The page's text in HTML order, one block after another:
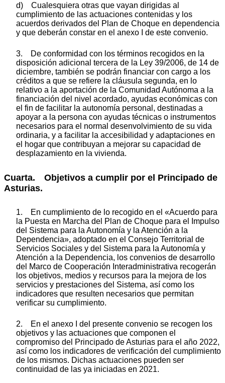
d) Cualesquiera otras que vayan dirigidas al
cumplimiento de las actuaciones contenidas y los
acuerdos derivados del Plan de Choque en dependencia
y que deberán constar en el anexo I de este convenio.
3. De conformidad con los términos recogidos en la
disposición adicional tercera de la Ley 39/2006, de 14 de
diciembre, también se podrán financiar con cargo a los
créditos a que se refiere la cláusula segunda, en lo
relativo a la aportación de la Comunidad Autónoma a la
financiación del nivel acordado, ayudas económicas con
el fin de facilitar la autonomía personal, destinadas a
apoyar a la persona con ayudas técnicas o instrumentos
necesarios para el normal desenvolvimiento de su vida
ordinaria, y a facilitar la accesibilidad y adaptaciones en
el hogar que contribuyan a mejorar su capacidad de
desplazamiento en la vivienda.
Cuarta. Objetivos a cumplir por el Principado de
Asturias.
1. En cumplimiento de lo recogido en el «Acuerdo para
la Puesta en Marcha del Plan de Choque para el Impulso
del Sistema para la Autonomía y la Atención a la
Dependencia», adoptado en el Consejo Territorial de
Servicios Sociales y del Sistema para la Autonomía y
Atención a la Dependencia, los convenios de desarrollo
del Marco de Cooperación Interadministrativa recogerán
los objetivos, medios y recursos para la mejora de los
servicios y prestaciones del Sistema, así como los
indicadores que resulten necesarios que permitan
verificar su cumplimiento.
2. En el anexo I del presente convenio se recogen los
objetivos y las actuaciones que componen el
compromiso del Principado de Asturias para el año 2022,
así como los indicadores de verificación del cumplimiento
de los mismos. Dichas actuaciones pueden ser
continuidad de las ya iniciadas en 2021.